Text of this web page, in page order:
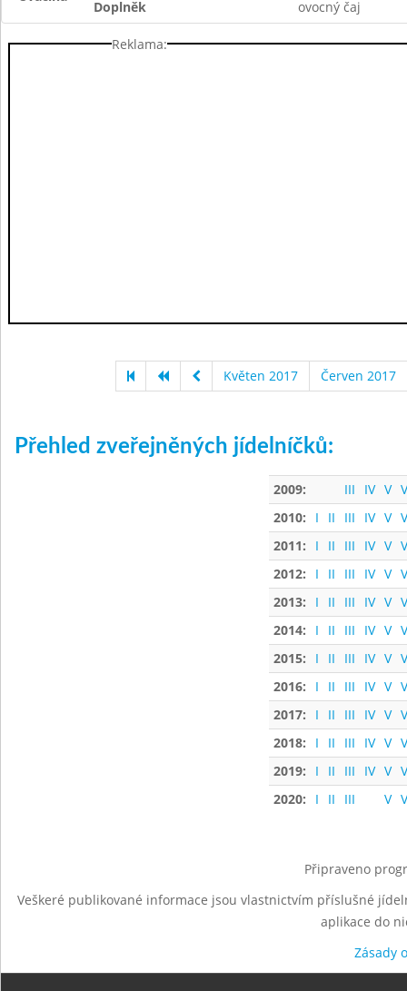
Doplněk ovocný čaj
Reklama:
Květen 2017 Červen 2017
Přehled zveřejněných jídelníčků:
2009: III IV V
2010:
I II III IV V
2011:
I II III IV V
2012:
I II III IV V
2013:
I II III IV V
2014:
I II III IV V
2015:
I II III IV V
2016:
I II III IV V
2017:
I II III IV V
2018:
I II III IV V
2019:
I II III IV V
2020:
I II III V
Připraveno
Veškeré publikované informace jsou vlastnictvím příslušné
aplikace do
Zásady